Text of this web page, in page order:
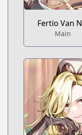
Fertio Van
Main